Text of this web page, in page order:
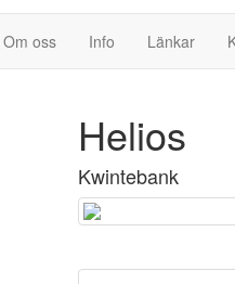
Om oss Info Länkar
Helios
Kwintebank